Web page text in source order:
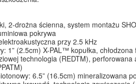
2-drożna ścienna, system montażu
pokrywa
przy 2.5 kHz
1” (2.5cm) X-PAL™ kopułka,
technologia (REDTM), perforowana
6.5” (16.5cm) mineralizowana